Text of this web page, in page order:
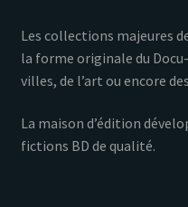
Les collections majeures
la forme originale du
villes, de l’art ou encore
La maison d’édition
fictions BD de qualité.